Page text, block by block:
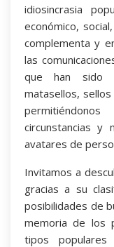
idiosincrasia
económico,
complementa y
las
que han sido
matasellos,
circunstancias
avatares de
Invitamos a
gracias a su
posibilidades de
memoria de los
tipos